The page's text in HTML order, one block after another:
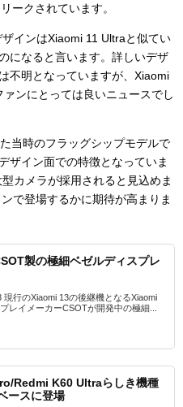
ークされています。
インはXiaomi 11 Ultraと似てい
になると言います。詳しいデザ
不明となっていますが、Xiaomi
ンにとっては良いニュースでし
当時のフラッグシップモデルで
ザイン面での特徴となっていま
カメラが採用されると見込めま
で登場するかに期待が高まりま
製の極細ベゼルディスプレ
行のXiaomi 13の後継機となるXiaomi
レイメーカーCSOTが開発中の極細...
Redmi K60 Ultraらしき機種
ースに登場